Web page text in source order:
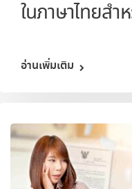
ในภาษาไทยสำ
อ่านเพิ่มเติม